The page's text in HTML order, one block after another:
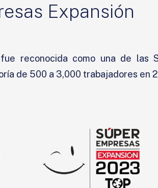
Expansión
reconocida como una de las
de 500 a 3,000 trabajadores en